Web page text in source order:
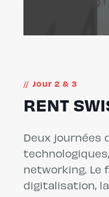
Jour 2 & 3
RENT
Deux journées
networking. Le
digitalisation,